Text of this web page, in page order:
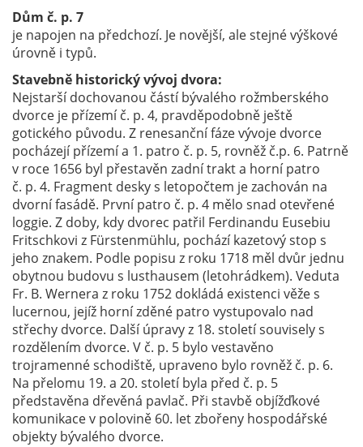
Dům č. p. 7
je napojen na předchozí. Je novější, ale stejné výškové
úrovně i typů.
Stavebně historický vývoj dvora:
Nejstarší dochovanou částí bývalého rožmberského
dvorce je přízemí č. p. 4, pravděpodobně ještě
gotického původu. Z renesanční fáze vývoje dvorce
pocházejí přízemí a 1. patro č. p. 5, rovněž č.p. 6. Patrně
v roce 1656 byl přestavěn zadní trakt a horní patro
č. p. 4. Fragment desky s letopočtem je zachován na
dvorní fasádě. První patro č. p. 4 mělo snad otevřené
loggie. Z doby, kdy dvorec patřil Ferdinandu Eusebiu
Fritschkovi z Fürstenmühlu, pochází kazetový stop s
jeho znakem. Podle popisu z roku 1718 měl dvůr jednu
obytnou budovu s lusthausem (letohrádkem). Veduta
Fr. B. Wernera z roku 1752 dokládá existenci věže s
lucernou, jejíž horní zděné patro vystupovalo nad
střechy dvorce. Další úpravy z 18. století souvisely s
rozdělením dvorce. V č. p. 5 bylo vestavěno
trojramenné schodiště, upraveno bylo rovněž č. p. 6.
Na přelomu 19. a 20. století byla před č. p. 5
představěna dřevěná pavlač. Při stavbě objížďkové
komunikace v polovině 60. let zbořeny hospodářské
objekty bývalého dvorce.